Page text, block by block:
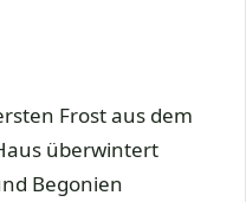
Frost aus dem
überwintert
Begonien